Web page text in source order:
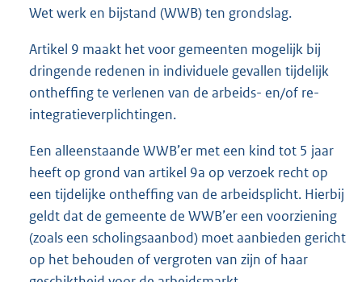
Wet werk en bijstand (WWB) ten grondslag.
Artikel 9 maakt het voor gemeenten mogelijk bij
dringende redenen in individuele gevallen tijdelijk
ontheffing te verlenen van de arbeids- en/of re-
integratieverplichtingen.
Een alleenstaande WWB’er met een kind tot 5 jaar
heeft op grond van artikel 9a op verzoek recht op
een tijdelijke ontheffing van de arbeidsplicht. Hierbij
geldt dat de gemeente de WWB’er een voorziening
(zoals een scholingsaanbod) moet aanbieden gericht
op het behouden of vergroten van zijn of haar